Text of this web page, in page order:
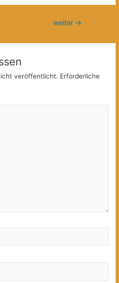
weiter →
veröffentlicht. Erforderliche